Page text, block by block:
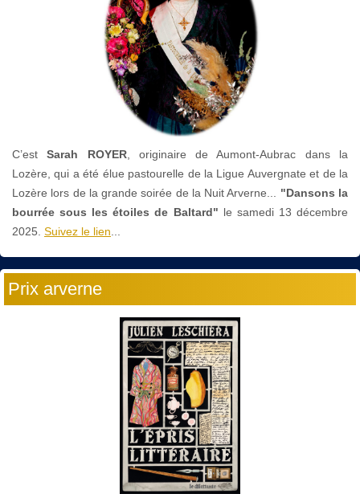
C’estSarah ROYER, originaire de Aumont-Aubrac dans la
Lozère, qui a été élue pastourelle de la Ligue Auvergnate et de la
Lozère lors de la grande soirée de la Nuit Arverne... "Dansons la
bourrée sous les étoiles de Baltard" le samedi 13 décembre
2025. Suivez le lien...
Prix arverne